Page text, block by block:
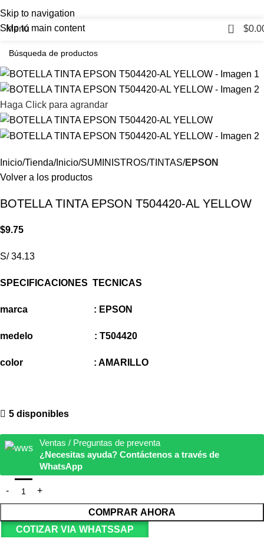
Skip to navigation
Skip to main content
Menú 0 $
Haga Click para agrandar
Inicio Tienda Inicio SUMINISTROS TINTAS EPSON
Volver a los productos
BOTELLA TINTA EPSON T504420-AL YELLOW
$9.75
S/ 34.13
SPECIFICACIONES TECNICAS
marca : EPSON
medelo : T504420
color : AMARILLO
5 disponibles
Ventas / Preguntas de preventa
¿Necesitas ayuda? Contáctenos a través de
WhatsApp
COMPRAR AHORA
COTIZAR VIA WHATSSAP